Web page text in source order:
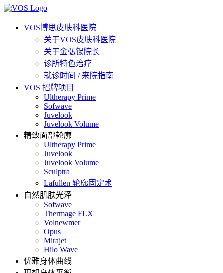
VOS博思皮肤科医院
关于VOS皮肤科医院
关于金弘锡院长
诊所特色治疗
就诊时间 / 来院指南
VOS 招牌项目
Ultherapy Prime
Sofwave
Juvelook
Juvelook Volume
精致面部轮廓
Ultherapy Prime
Juvelook
Juvelook Volume
Sculptra
Lafullen 轮廓固定术
自然肌肤光泽
Sofwave
Thermage FLX
Volnewmer
Opus
Mirajet
Hilo Wave
优雅身体曲线